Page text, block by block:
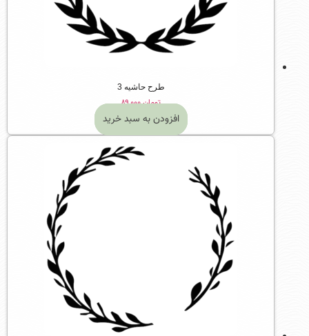
طرح حاشیه 3
تومان۸۹,۰۰۰
افزودن به سبد خرید